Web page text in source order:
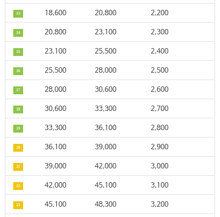
13 18,600 20,800 2,200
14 20,800 23,100 2,300
15 23,100 25,500 2,400
16 25,500 28,000 2,500
17 28,000 30,600 2,600
18 30,600 33,300 2,700
19 33,300 36,100 2,800
20 36,100 39,000 2,900
21 39,000 42,000 3,000
22 42,000 45,100 3,100
23 45,100 48,300 3,200